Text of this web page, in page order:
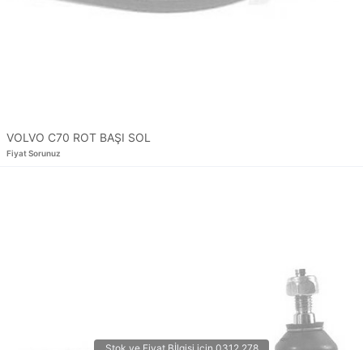
VOLVO C70 ROT BAŞI SOL
Fiyat Sorunuz